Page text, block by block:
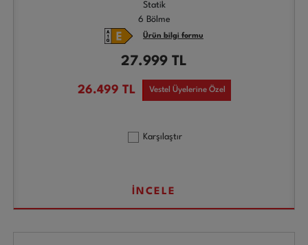
Statik
6 Bölme
Ürün bilgi formu
27.999 TL
26.499 TL Vestel Üyelerine Özel
Karşılaştır
İNCELE